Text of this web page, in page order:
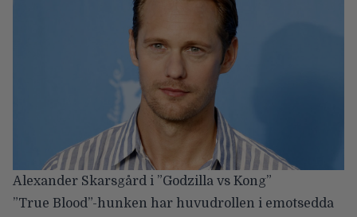
Alexander Skarsgård i ”Godzilla vs Kong”
”True Blood”-hunken har huvudrollen i emotsedda